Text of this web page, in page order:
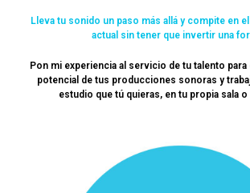
Lleva tu sonido un paso más allá y compite en
actual sin tener que invertir una
Pon mi experiencia al servicio de tu talento para
potencial de tus producciones sonoras y
estudio que tú quieras, en tu propia sala o